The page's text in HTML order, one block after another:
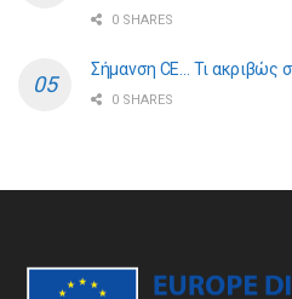
0 SHARES
Σήμανση CE… Τι ακριβώς
0 SHARES